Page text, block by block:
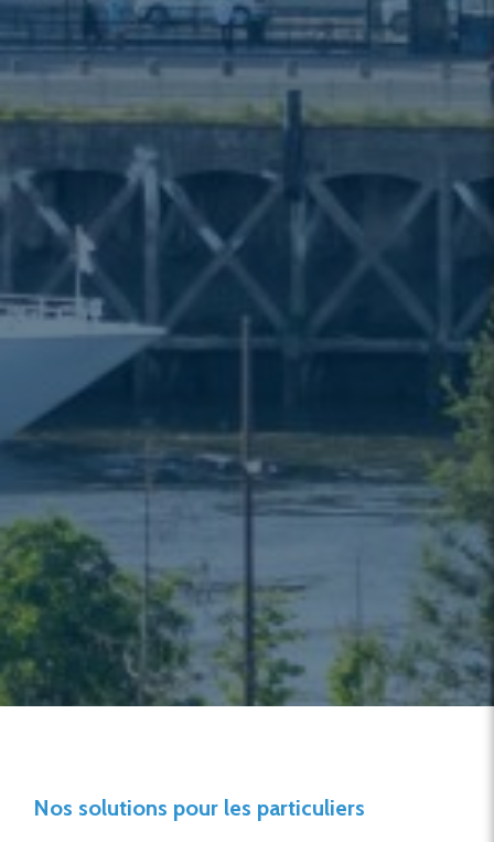
Nos solutions pour les particuliers